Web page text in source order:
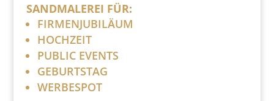
SANDMALEREI FÜR:
FIRMENJUBILÄUM
HOCHZEIT
PUBLIC EVENTS
GEBURTSTAG
WERBESPOT